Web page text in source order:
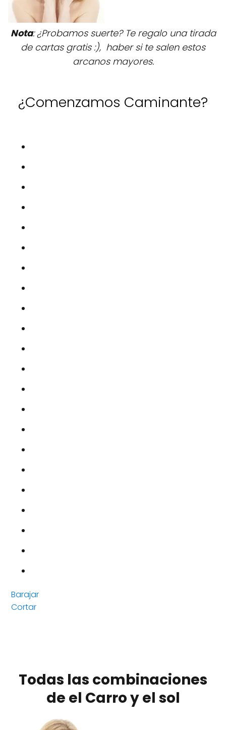
Nota: ¿Probamos suerte? Te regalo una tirada
de cartas gratis :), haber si te salen estos
arcanos mayores.
¿Comenzamos Caminante?
Barajar
Cortar
Todas las combinaciones
de el Carro y el sol